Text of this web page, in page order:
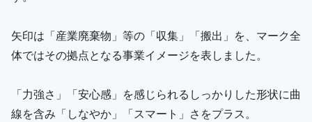
矢印は「産業廃棄物」等の「収集」「搬出」を、マーク全
体ではその拠点となる事業イメージを表しました。
「力強さ」「安心感」を感じられるしっかりした形状に曲
線を含み「しなやか」「スマート」さをプラス。